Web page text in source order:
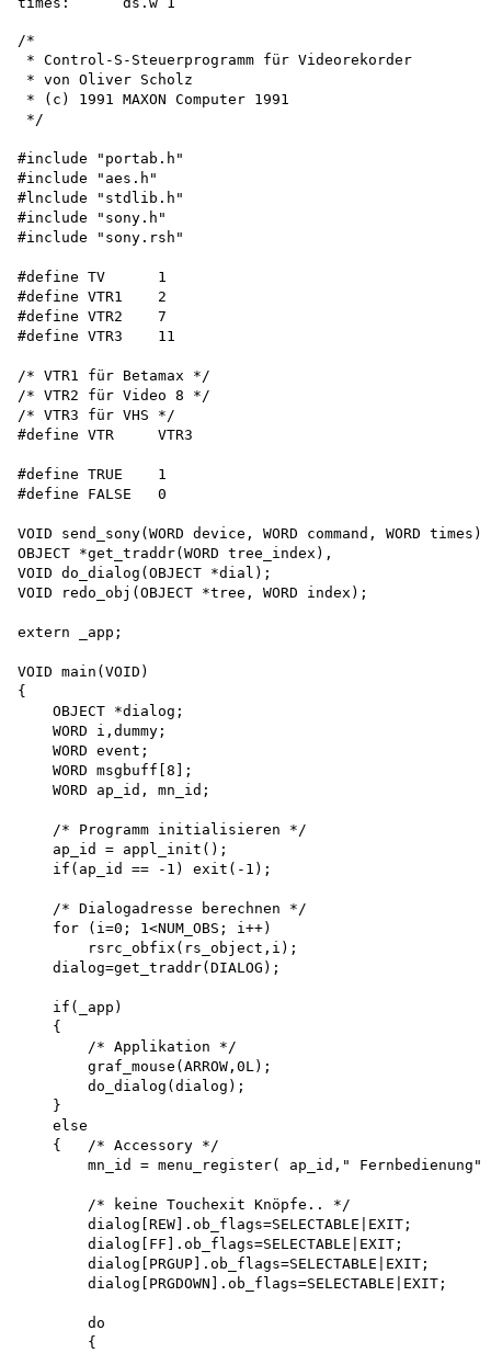
/*
* Control-S-Steuerprogramm für Videorekorder
* von Oliver Scholz
* (c) 1991 MAXON Computer 1991
*/
#include "portab.h"
#include "aes.h"
#lnclude "stdlib.h"
#include "sony.h"
#include "sony.rsh"
#define TV      1
#define VTR1    2
#define VTR2    7
#define VTR3    11
/* VTR1 für Betamax */
/* VTR2 für Video 8 */
/* VTR3 für VHS */
#define VTR     VTR3
#define TRUE    1
#define FALSE   0
VOID send_sony(WORD device, WORD command, WORD times);
OBJECT *get_traddr(WORD tree_index),
VOID do_dialog(OBJECT *dial);
VOID redo_obj(OBJECT *tree, WORD index);
extern _app;
VOID main(VOID)
{
    OBJECT *dialog;
    WORD i,dummy;
    WORD event;
    WORD msgbuff[8];
    WORD ap_id, mn_id;
    /* Programm initialisieren */
    ap_id = appl_init();
    if(ap_id == -1) exit(-1);
    /* Dialogadresse berechnen */
    for (i=0; 1<NUM_OBS; i++)
        rsrc_obfix(rs_object,i);
    dialog=get_traddr(DIALOG);
    if(_app)
    {
        /* Applikation */
        graf_mouse(ARROW,0L);
        do_dialog(dialog);
    }
    else
    {   /* Accessory */
mn_id = menu_register( ap_id," Fernbedienung"
        /* keine Touchexit Knöpfe.. */
        dialog[REW].ob_flags=SELECTABLE|EXIT;
        dialog[FF].ob_flags=SELECTABLE|EXIT;
        dialog[PRGUP].ob_flags=SELECTABLE|EXIT;
        dialog[PRGDOWN].ob_flags=SELECTABLE|EXIT;
        do
        {